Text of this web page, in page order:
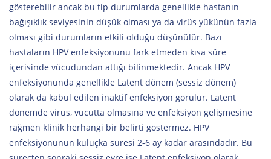
gösterebilir ancak bu tip durumlarda genellikle hastanın
bağışıklık seviyesinin düşük olması ya da virüs yükünün fazla
olması gibi durumların etkili olduğu düşünülür. Bazı
hastaların HPV enfeksiyonunu fark etmeden kısa süre
içerisinde vücudundan attığı bilinmektedir. Ancak HPV
enfeksiyonunda genellikle Latent dönem (sessiz dönem)
olarak da kabul edilen inaktif enfeksiyon görülür. Latent
dönemde virüs, vücutta olmasına ve enfeksiyon gelişmesine
rağmen klinik herhangi bir belirti göstermez. HPV
enfeksiyonunun kuluçka süresi 2-6 ay kadar arasındadır. Bu